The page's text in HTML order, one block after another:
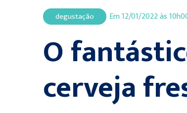
degustação Em 12/01/2022 às
O
cerveja